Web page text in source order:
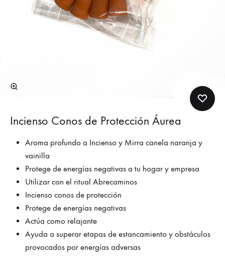
Incienso Conos de Protección Áurea
Aroma profundo a Incienso y Mirra canela naranja y
vainilla
Protege de energías negativas a tu hogar y empresa
Utilizar con el ritual Abrecaminos
Incienso conos de protección
Protege de energías negativas
Actúa como relajante
Ayuda a superar etapas de estancamiento y obstáculos
provocados por energías adversas